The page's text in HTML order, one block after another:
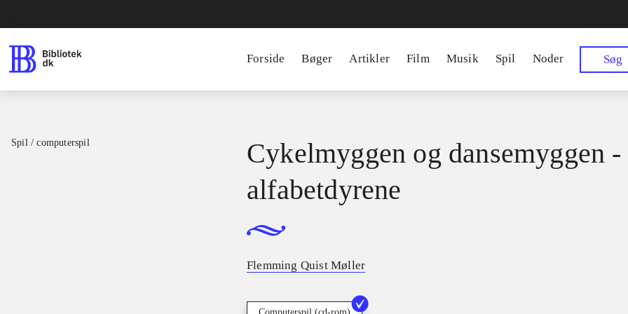
Forside Bøger Artikler Film Musik Spil Noder Søg
Spil / computerspil
Cykelmyggen og dansemyggen -
alfabetdyrene
Flemming Quist Møller